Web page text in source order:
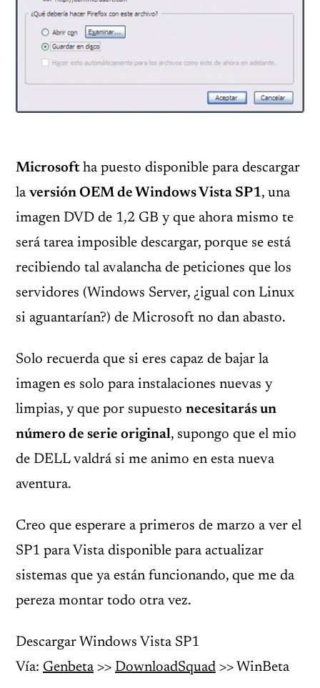
Microsoft ha puesto disponible para descargar
la versión OEM de Windows Vista SP1, una
imagen DVD de 1,2 GB y que ahora mismo te
será tarea imposible descargar, porque se está
recibiendo tal avalancha de peticiones que los
servidores (Windows Server, ¿igual con Linux
si aguantarían?) de Microsoft no dan abasto.
Solo recuerda que si eres capaz de bajar la
imagen es solo para instalaciones nuevas y
limpias, y que por supuesto necesitarás un
número de serie original, supongo que el mio
de DELL valdrá si me animo en esta nueva
aventura.
Creo que esperare a primeros de marzo a ver el
SP1 para Vista disponible para actualizar
sistemas que ya están funcionando, que me da
pereza montar todo otra vez.
Descargar Windows Vista SP1
Vía: Genbeta >> DownloadSquad >> WinBeta